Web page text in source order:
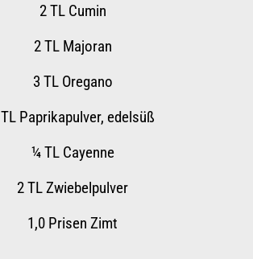
2TL Cumin
2TL Majoran
3TL Oregano
TL Paprikapulver, edelsüß
¼TL Cayenne
2TL Zwiebelpulver
1,0 Prisen Zimt